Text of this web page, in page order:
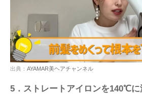
出典： AYAMAR美ヘアチャンネル
5．ストレートアイロンを140℃に